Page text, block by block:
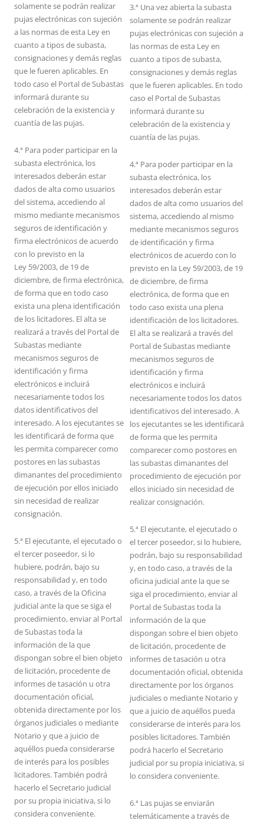
solamente se podrán realizar
pujas electrónicas con sujeción
a las normas de esta Ley en
cuanto a tipos de subasta,
consignaciones y demás reglas
que le fueren aplicables. En
todo caso el Portal de Subastas
informará durante su
celebración de la existencia y
cuantía de las pujas.
4.ª Para poder participar en la
subasta electrónica, los
interesados deberán estar
dados de alta como usuarios
del sistema, accediendo al
mismo mediante mecanismos
seguros de identificación y
firma electrónicos de acuerdo
con lo previsto en la
Ley 59/2003, de 19 de
diciembre, de firma electrónica,
de forma que en todo caso
exista una plena identificación
de los licitadores. El alta se
realizará a través del Portal de
Subastas mediante
mecanismos seguros de
identificación y firma
electrónicos e incluirá
necesariamente todos los
datos identificativos del
interesado. A los ejecutantes se
les identificará de forma que
les permita comparecer como
postores en las subastas
dimanantes del procedimiento
de ejecución por ellos iniciado
sin necesidad de realizar
consignación.
5.ª El ejecutante, el ejecutado o
el tercer poseedor, si lo
hubiere, podrán, bajo su
responsabilidad y, en todo
caso, a través de la Oficina
judicial ante la que se siga el
procedimiento, enviar al Portal
de Subastas toda la
información de la que
dispongan sobre el bien objeto
de licitación, procedente de
informes de tasación u otra
documentación oficial,
obtenida directamente por los
órganos judiciales o mediante
Notario y que a juicio de
aquéllos pueda considerarse
de interés para los posibles
licitadores. También podrá
hacerlo el Secretario judicial
por su propia iniciativa, si lo
considera conveniente.
3.ª Una vez abierta la subasta
solamente se podrán realizar
pujas electrónicas con sujeción a
las normas de esta Ley en
cuanto a tipos de subasta,
consignaciones y demás reglas
que le fueren aplicables. En todo
caso el Portal de Subastas
informará durante su
celebración de la existencia y
cuantía de las pujas.
4.ª Para poder participar en la
subasta electrónica, los
interesados deberán estar
dados de alta como usuarios del
sistema, accediendo al mismo
mediante mecanismos seguros
de identificación y firma
electrónicos de acuerdo con lo
previsto en la Ley 59/2003, de 19
de diciembre, de firma
electrónica, de forma que en
todo caso exista una plena
identificación de los licitadores.
El alta se realizará a través del
Portal de Subastas mediante
mecanismos seguros de
identificación y firma
electrónicos e incluirá
necesariamente todos los datos
identificativos del interesado. A
los ejecutantes se les identificará
de forma que les permita
comparecer como postores en
las subastas dimanantes del
procedimiento de ejecución por
ellos iniciado sin necesidad de
realizar consignación.
5.ª El ejecutante, el ejecutado o
el tercer poseedor, si lo hubiere,
podrán, bajo su responsabilidad
y, en todo caso, a través de la
oficina judicial ante la que se
siga el procedimiento, enviar al
Portal de Subastas toda la
información de la que
dispongan sobre el bien objeto
de licitación, procedente de
informes de tasación u otra
documentación oficial, obtenida
directamente por los órganos
judiciales o mediante Notario y
que a juicio de aquéllos pueda
considerarse de interés para los
posibles licitadores. También
podrá hacerlo el Secretario
judicial por su propia iniciativa, si
lo considera conveniente.
6.ª Las pujas se enviarán
telemáticamente a través de